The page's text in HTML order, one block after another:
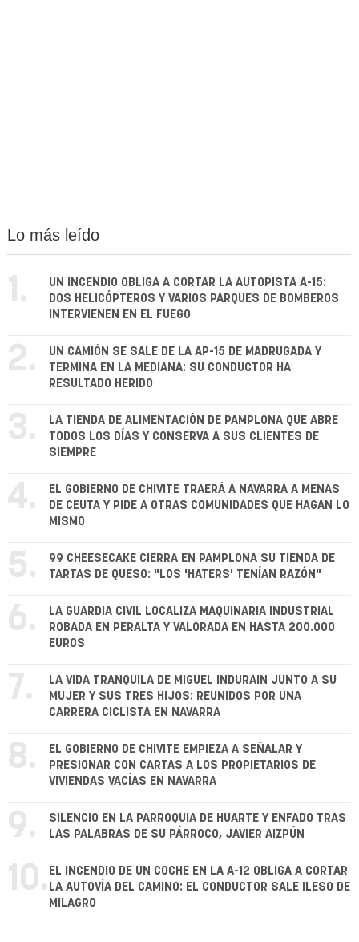
Lo más leído
1.
UN INCENDIO OBLIGA A CORTAR LA AUTOPISTA A-15:
DOS HELICÓPTEROS Y VARIOS PARQUES DE BOMBEROS
INTERVIENEN EN EL FUEGO
2.
UN CAMIÓN SE SALE DE LA AP-15 DE MADRUGADA Y
TERMINA EN LA MEDIANA: SU CONDUCTOR HA
RESULTADO HERIDO
3.
LA TIENDA DE ALIMENTACIÓN DE PAMPLONA QUE ABRE
TODOS LOS DÍAS Y CONSERVA A SUS CLIENTES DE
SIEMPRE
4.
EL GOBIERNO DE CHIVITE TRAERÁ A NAVARRA A MENAS
DE CEUTA Y PIDE A OTRAS COMUNIDADES QUE HAGAN LO
MISMO
5.
99 CHEESECAKE CIERRA EN PAMPLONA SU TIENDA DE
TARTAS DE QUESO: "LOS 'HATERS' TENÍAN RAZÓN"
6.
LA GUARDIA CIVIL LOCALIZA MAQUINARIA INDUSTRIAL
ROBADA EN PERALTA Y VALORADA EN HASTA 200.000
EUROS
7.
LA VIDA TRANQUILA DE MIGUEL INDURÁIN JUNTO A SU
MUJER Y SUS TRES HIJOS: REUNIDOS POR UNA
CARRERA CICLISTA EN NAVARRA
8.
EL GOBIERNO DE CHIVITE EMPIEZA A SEÑALAR Y
PRESIONAR CON CARTAS A LOS PROPIETARIOS DE
VIVIENDAS VACÍAS EN NAVARRA
9.
SILENCIO EN LA PARROQUIA DE HUARTE Y ENFADO TRAS
LAS PALABRAS DE SU PÁRROCO, JAVIER AIZPÚN
10. EL INCENDIO DE UN COCHE EN LA A-12 OBLIGA A CORTAR
LA AUTOVÍA DEL CAMINO: EL CONDUCTOR SALE ILESO DE
MILAGRO